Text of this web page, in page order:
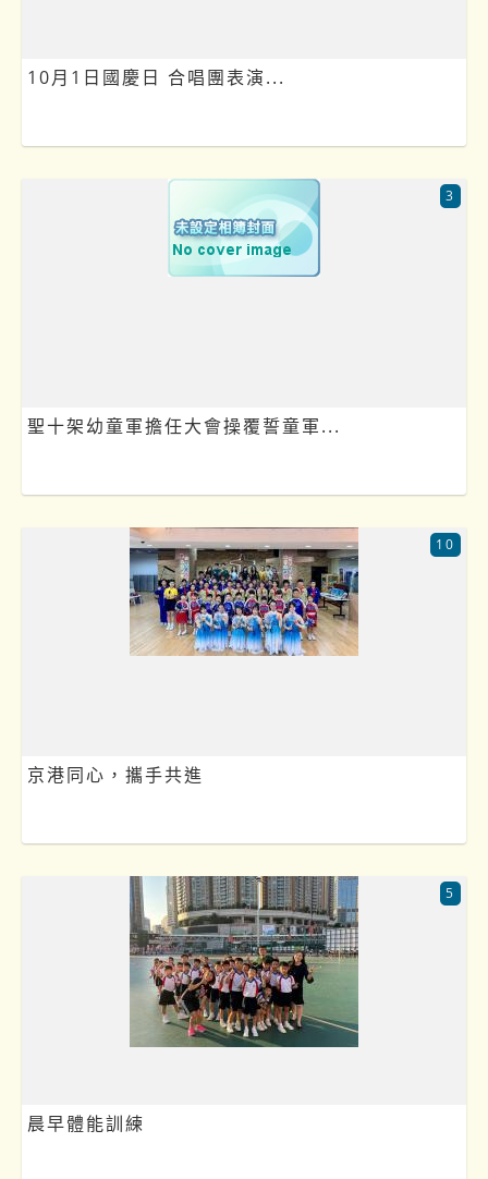
10月1日國慶日 合唱團表演...
聖十架幼童軍擔任大會操覆誓童軍...
3
京港同心，攜手共進
10
晨早體能訓練
5